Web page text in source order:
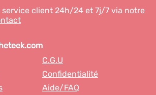
service client 24h/24 et 7j/7 via notre
C.G.U
Confidentialité
Aide/FAQ